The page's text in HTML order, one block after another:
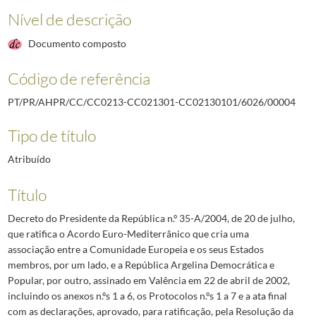
Nível de descrição
Documento composto
Código de referência
PT/PR/AHPR/CC/CC0213-CC021301-CC02130101/6026/00004
Tipo de título
Atribuído
Título
Decreto do Presidente da República n.º 35-A/2004, de 20 de julho,
que ratifica o Acordo Euro-Mediterrânico que cria uma
associação entre a Comunidade Europeia e os seus Estados
membros, por um lado, e a República Argelina Democrática e
Popular, por outro, assinado em Valência em 22 de abril de 2002,
incluindo os anexos n.ºs 1 a 6, os Protocolos n.ºs 1 a 7 e a ata final
com as declarações, aprovado, para ratificação, pela Resolução da